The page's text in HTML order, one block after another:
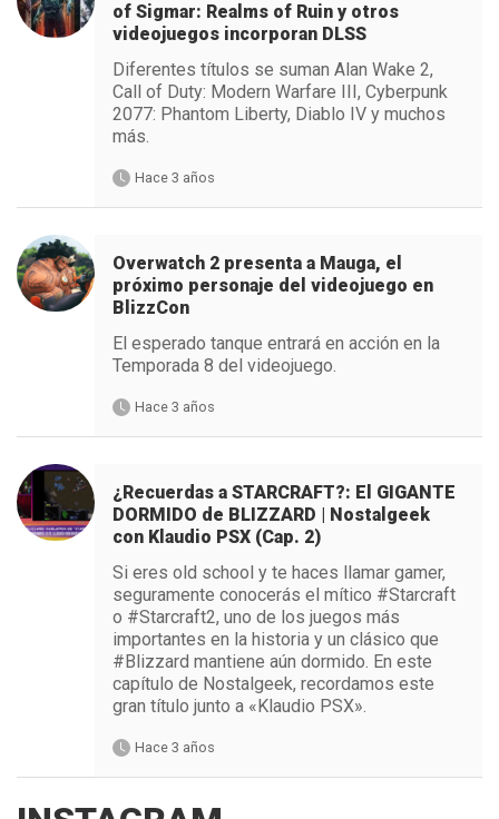
of Sigmar: Realms of Ruin y otros
videojuegos incorporan DLSS
Diferentes títulos se suman Alan Wake 2,
Call of Duty: Modern Warfare III, Cyberpunk
2077: Phantom Liberty, Diablo IV y muchos
más.
Hace 3 años
Overwatch 2 presenta a Mauga, el
próximo personaje del videojuego en
BlizzCon
El esperado tanque entrará en acción en la
Temporada 8 del videojuego.
Hace 3 años
¿Recuerdas a STARCRAFT?: El GIGANTE
DORMIDO de BLIZZARD | Nostalgeek
con Klaudio PSX (Cap. 2)
Si eres old school y te haces llamar gamer,
seguramente conocerás el mítico #Starcraft
o #Starcraft2, uno de los juegos más
importantes en la historia y un clásico que
#Blizzard mantiene aún dormido. En este
capítulo de Nostalgeek, recordamos este
gran título junto a «Klaudio PSX».
Hace 3 años